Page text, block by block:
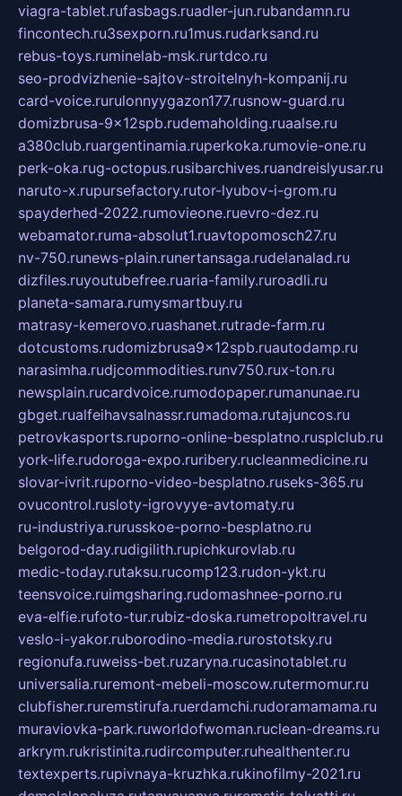
viagra-tablet.rufasbags.ruadler-jun.rubandamn.ru
fincontech.ru3sexporn.ru1mus.rudarksand.ru
rebus-toys.ruminelab-msk.rurtdco.ru
seo-prodvizhenie-sajtov-stroitelnyh-kompanij.ru
card-voice.rurulonnyygazon177.rusnow-guard.ru
domizbrusa-9x12spb.rudemaholding.ruaalse.ru
a380club.ruargentinamia.ruperkoka.rumovie-one.ru
perk-oka.rug-octopus.rusibarchives.ruandreislyusar.ru
naruto-x.rupursefactory.rutor-lyubov-i-grom.ru
spayderhed-2022.rumovieone.ruevro-dez.ru
webamator.ruma-absolut1.ruavtopomosch27.ru
nv-750.runews-plain.runertansaga.rudelanalad.ru
dizfiles.ruyoutubefree.ruaria-family.ruroadli.ru
planeta-samara.rumysmartbuy.ru
matrasy-kemerovo.ruashanet.rutrade-farm.ru
dotcustoms.rudomizbrusa9x12spb.ruautodamp.ru
narasimha.rudjcommodities.runv750.rux-ton.ru
newsplain.rucardvoice.rumodopaper.rumanunae.ru
gbget.rualfeihavsalnassr.rumadoma.rutajuncos.ru
petrovkasports.ruporno-online-besplatno.rusplclub.ru
york-life.rudoroga-expo.ruribery.rucleanmedicine.ru
slovar-ivrit.ruporno-video-besplatno.ruseks-365.ru
ovucontrol.rusloty-igrovyye-avtomaty.ru
ru-industriya.rurusskoe-porno-besplatno.ru
belgorod-day.rudigilith.rupichkurovlab.ru
medic-today.rutaksu.rucomp123.rudon-ykt.ru
teensvoice.ruimgsharing.rudomashnee-porno.ru
eva-elfie.rufoto-tur.rubiz-doska.rumetropoltravel.ru
veslo-i-yakor.ruborodino-media.rurostotsky.ru
regionufa.ruweiss-bet.ruzaryna.rucasinotablet.ru
universalia.ruremont-mebeli-moscow.rutermomur.ru
clubfisher.ruremstirufa.ruerdamchi.rudoramamama.ru
muraviovka-park.ruworldofwoman.ruclean-dreams.ru
arkrym.rukristinita.rudircomputer.ruhealthenter.ru
textexperts.rupivnaya-kruzhka.rukinofilmy-2021.ru